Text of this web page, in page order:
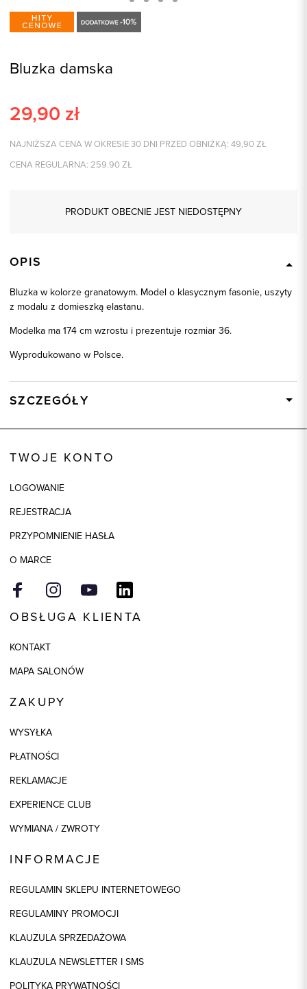
Bluzka damska
29,90 zł
NAJNIŻSZA CENA W OKRESIE 30 DNI PRZED OBNIŻKĄ: 49,90 ZŁ
CENA REGULARNA: 259.90 ZŁ
PRODUKT OBECNIE JEST NIEDOSTĘPNY
OPIS
Bluzka w kolorze granatowym. Model o klasycznym fasonie, uszyty
z modalu z domieszką elastanu.
Modelka ma 174 cm wzrostu i prezentuje rozmiar 36.
Wyprodukowano w Polsce.
SZCZEGÓŁY
Skład tkaniny
TWOJE KONTO
LOGOWANIE
REJESTRACJA
PRZYPOMNIENIE HASŁA
O MARCE
OBSŁUGA KLIENTA
KONTAKT
MAPA SALONÓW
ZAKUPY
WYSYŁKA
PŁATNOŚCI
REKLAMACJE
EXPERIENCE CLUB
WYMIANA / ZWROTY
INFORMACJE
REGULAMIN SKLEPU INTERNETOWEGO
REGULAMINY PROMOCJI
KLAUZULA SPRZEDAŻOWA
KLAUZULA NEWSLETTER I SMS
POLITYKA PRYWATNOŚCI